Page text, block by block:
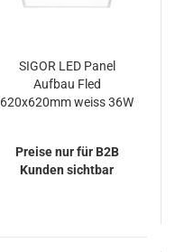
SIGOR LED Panel
Aufbau Fled
620x620mm weiss 36W
Preise nur für B2B
Kunden sichtbar